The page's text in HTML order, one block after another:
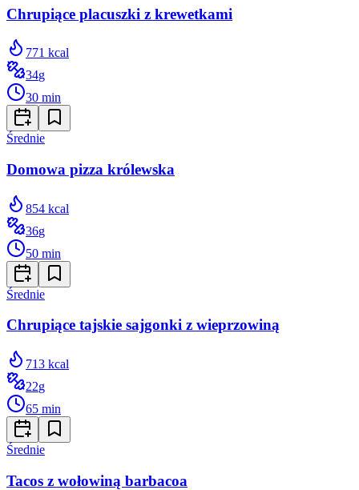
Chrupiące placuszki z krewetkami
771 kcal
34g
30 min
Średnie
Domowa pizza królewska
854 kcal
36g
50 min
Średnie
Chrupiące tajskie sajgonki z wieprzowiną
713 kcal
22g
65 min
Średnie
Tacos z wołowiną barbacoa